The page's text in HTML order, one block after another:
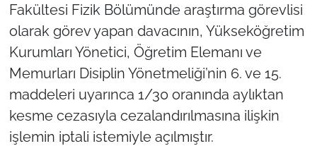
Fakültesi Fizik Bölümünde araştırma görevlisi
olarak görev yapan davacının, Yükseköğretim
Kurumları Yönetici, Öğretim Elemanı ve
Memurları Disiplin Yönetmeliği’nin 6. ve 15.
maddeleri uyarınca 1/30 oranında aylıktan
kesme cezasıyla cezalandırılmasına ilişkin
işlemin iptali istemiyle açılmıştır.